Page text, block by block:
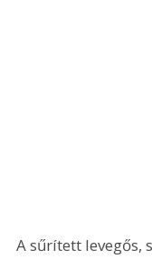
A sűrített levegős,